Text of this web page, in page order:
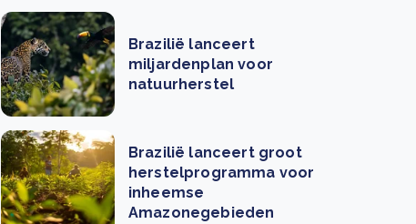
Brazilië lanceert
miljardenplan voor
natuurherstel
Brazilië lanceert groot
herstelprogramma voor
inheemse
Amazonegebieden